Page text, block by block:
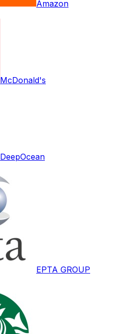
Amazon
McDonald's
DeepOcean
EPTA GROUP